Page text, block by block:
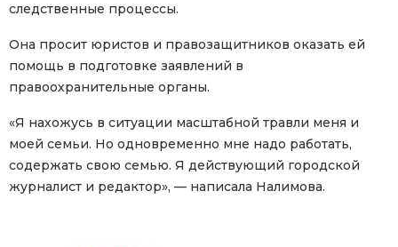
следственные процессы.
Она просит юристов и правозащитников оказать ей
помощь в подготовке заявлений в
правоохранительные органы.
«Я нахожусь в ситуации масштабной травли меня и
моей семьи. Но одновременно мне надо работать,
содержать свою семью. Я действующий городской
журналист и редактор», — написала Налимова.